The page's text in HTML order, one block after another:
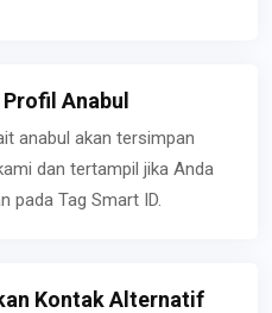
Anabul
anabul akan tersimpan
dan tertampil jika Anda
pada Tag Smart ID.
Kontak Alternatif